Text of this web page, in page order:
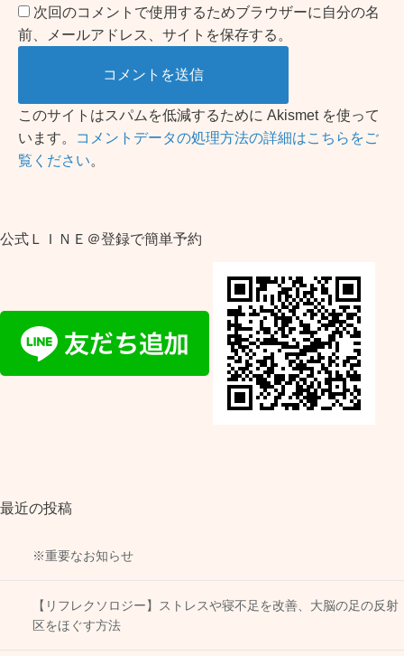
次回のコメントで使用するためブラウザーに自分の名
前、メールアドレス、サイトを保存する。
このサイトはスパムを低減するために Akismet を使って
います。
コメントデータの処理方法の詳細はこちらをご
覧ください。
公式ＬＩＮＥ＠登録で簡単予約
最近の投稿
※重要なお知らせ
【リフレクソロジー】ストレスや寝不足を改善、大脳の足の反射
区をほぐす方法